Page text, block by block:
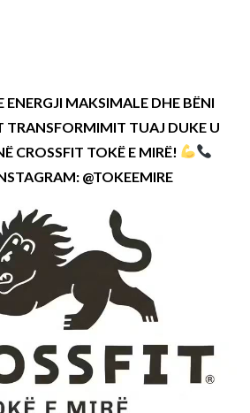
ENERGJI MAKSIMALE DHE BËNI
TRANSFORMIMIT TUAJ DUKE U
CROSSFIT TOKË E MIRË!
@TOKEEMIRE